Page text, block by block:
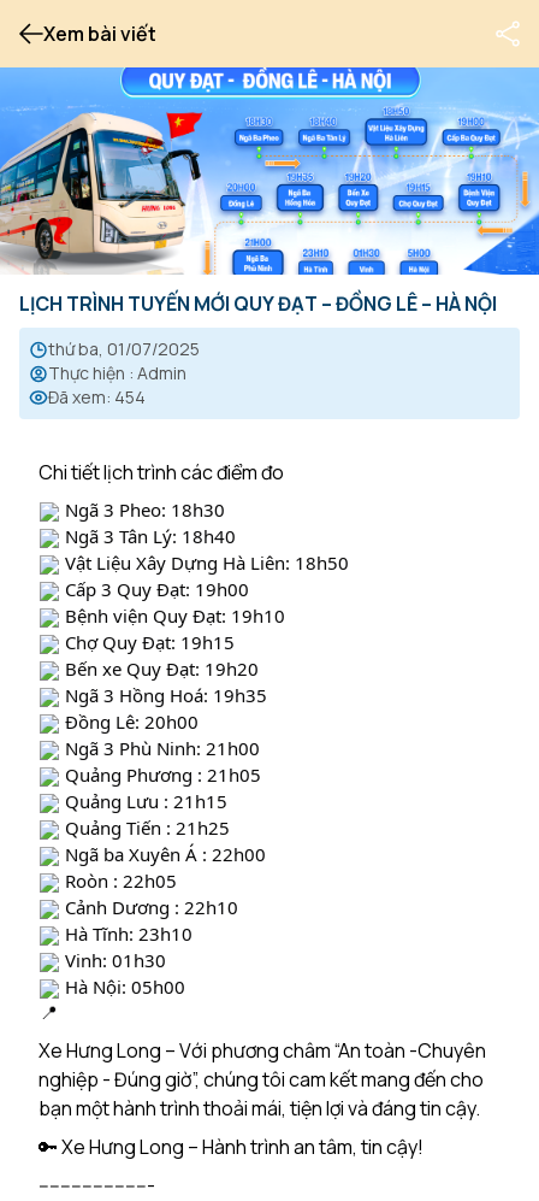
Xem bài viết
LỊCH TRÌNH TUYẾN MỚI QUY ĐẠT – ĐỒNG LÊ – HÀ NỘI
thứ ba, 01/07/2025
Thực hiện : Admin
Đã xem: 454
Chi tiết lịch trình các điểm đo
Ngã 3 Pheo: 18h30
Ngã 3 Tân Lý: 18h40
Vật Liệu Xây Dựng Hà Liên: 18h50
Cấp 3 Quy Đạt: 19h00
Bệnh viện Quy Đạt: 19h10
Chợ Quy Đạt: 19h15
Bến xe Quy Đạt: 19h20
Ngã 3 Hồng Hoá: 19h35
Đồng Lê: 20h00
Ngã 3 Phù Ninh: 21h00
Quảng Phương : 21h05
Quảng Lưu : 21h15
Quảng Tiến : 21h25
Ngã ba Xuyên Á : 22h00
Roòn : 22h05
Cảnh Dương : 22h10
Hà Tĩnh: 23h10
Vinh: 01h30
Hà Nội: 05h00
Xe Hưng Long – Với phương châm “An toàn -Chuyên
nghiệp - Đúng giờ”, chúng tôi cam kết mang đến cho
bạn một hành trình thoải mái, tiện lợi và đáng tin cậy.
🔑 Xe Hưng Long – Hành trình an tâm, tin cậy!
---------------------